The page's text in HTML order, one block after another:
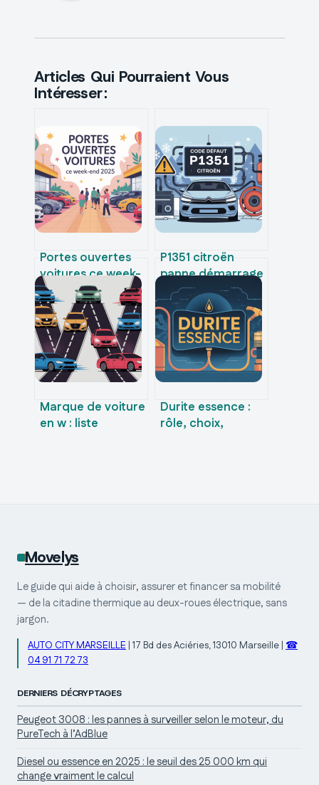
Articles Qui Pourraient Vous
Intéresser :
Portes ouvertes
voitures ce week-
end 2024 : les
offres à ne pas
manquer
P1351 citroën
panne démarrage
et ratés moteur
comment réagir
Marque de voiture
en w : liste
Durite essence :
rôle, choix,
Movelys
Le guide qui aide à choisir, assurer et financer sa mobilité
— de la citadine thermique au deux-roues électrique, sans
jargon.
AUTO CITY MARSEILLE | 17 Bd des Aciéries, 13010 Marseille | ☎
04 91 71 72 73
DERNIERS DÉCRYPTAGES
Peugeot 3008 : les pannes à surveiller selon le moteur, du
PureTech à l’AdBlue
Diesel ou essence en 2025 : le seuil des 25 000 km qui
change vraiment le calcul